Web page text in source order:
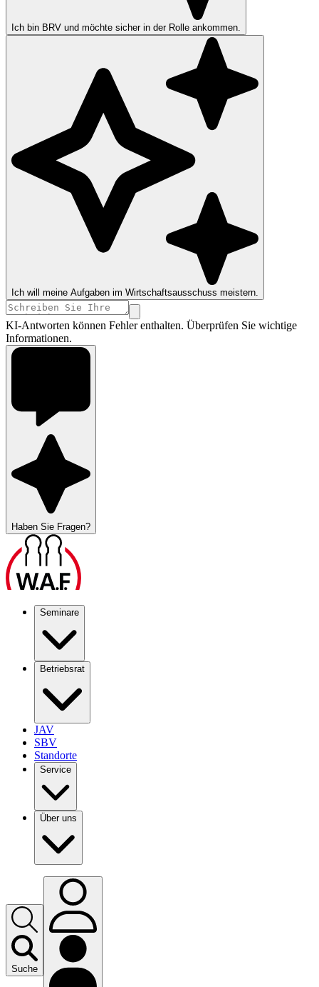
Ich bin BRV und möchte sicher in der Rolle ankommen.
Ich will meine Aufgaben im Wirtschaftsausschuss meistern.
KI-Antworten können Fehler enthalten. Überprüfen Sie wichtige
Informationen.
Haben Sie Fragen?
Seminare
Betriebsrat
JAV
SBV
Standorte
Service
Über uns
Suche